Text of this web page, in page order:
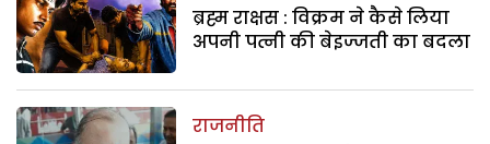
ब्रह्म राक्षस : विक्रम ने कैसे लिया
अपनी पत्नी की बेइज्जती का बदला
राजनीति